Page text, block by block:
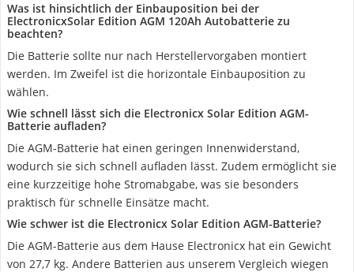
Was ist hinsichtlich der Einbauposition bei der
ElectronicxSolar Edition AGM 120Ah Autobatterie zu
beachten?
Die Batterie sollte nur nach Herstellervorgaben montiert
werden. Im Zweifel ist die horizontale Einbauposition zu
wählen.
Wie schnell lässt sich die Electronicx Solar Edition AGM-
Batterie aufladen?
Die AGM-Batterie hat einen geringen Innenwiderstand,
wodurch sie sich schnell aufladen lässt. Zudem ermöglicht sie
eine kurzzeitige hohe Stromabgabe, was sie besonders
praktisch für schnelle Einsätze macht.
Wie schwer ist die Electronicx Solar Edition AGM-Batterie?
Die AGM-Batterie aus dem Hause Electronicx hat ein Gewicht
von 27,7 kg. Andere Batterien aus unserem Vergleich wiegen